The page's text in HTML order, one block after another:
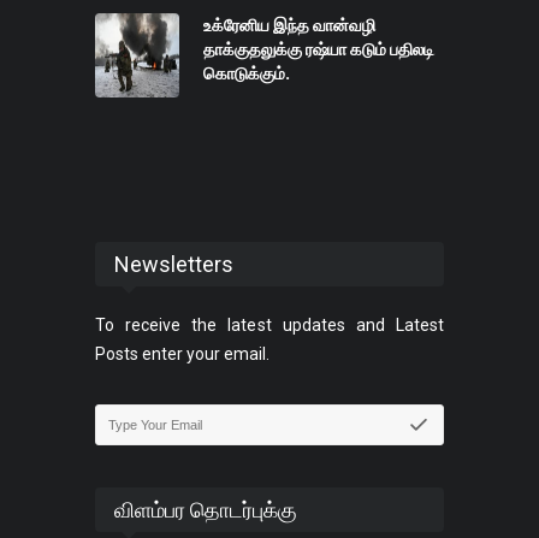
உக்ரேனிய இந்த வான்வழி
தாக்குதலுக்கு ரஷ்யா கடும் பதிலடி
கொடுக்கும்.
Newsletters
To receive the latest updates and Latest
Posts enter your email.
விளம்பர தொடர்புக்கு